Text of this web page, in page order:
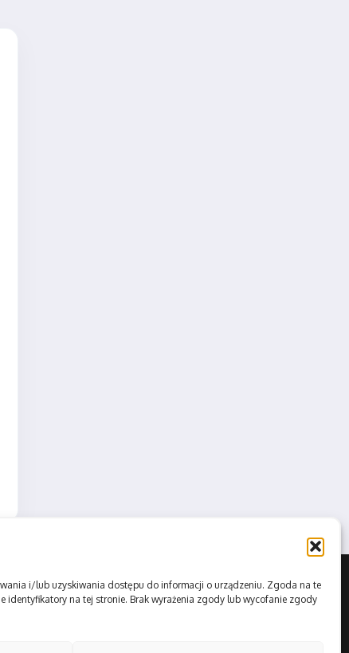
i/lub uzyskiwania dostępu do informacji o urządzeniu. Zgoda na te
na tej stronie. Brak wyrażenia zgody lub wycofanie zgody